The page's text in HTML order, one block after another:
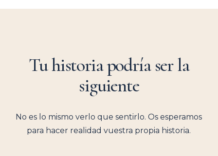
Tu historia podría ser la
siguiente
No es lo mismo verlo que sentirlo. Os esperamos
para hacer realidad vuestra propia historia.